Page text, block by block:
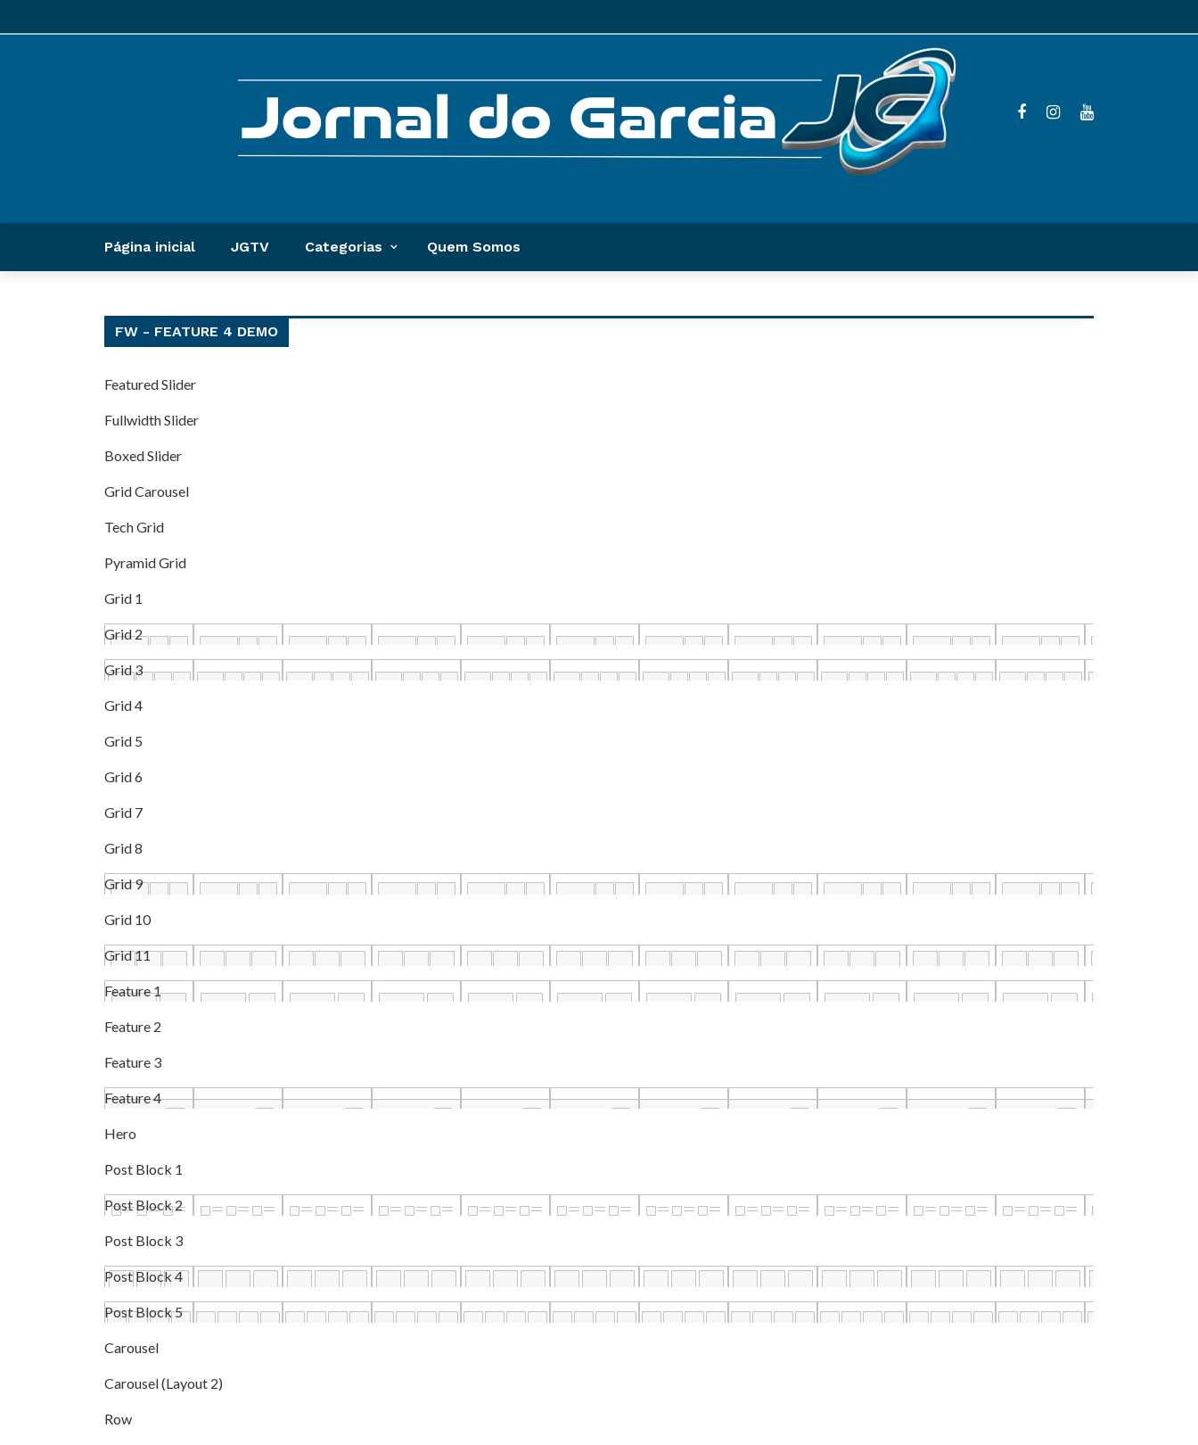
Página inicial JGTV Categorias Quem Somos
FW - FEATURE 4 DEMO
Featured Slider
Fullwidth Slider
Boxed Slider
Grid Carousel
Tech Grid
Pyramid Grid
Grid 1
Grid 2
Grid 3
Grid 4
Grid 5
Grid 6
Grid 7
Grid 8
Grid 9
Grid 10
Grid 11
Feature 1
Feature 2
Feature 3
Feature 4
Hero
Post Block 1
Post Block 2
Post Block 3
Post Block 4
Post Block 5
Carousel
Carousel (Layout 2)
Row